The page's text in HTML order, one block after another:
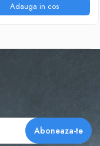
Adauga in cos